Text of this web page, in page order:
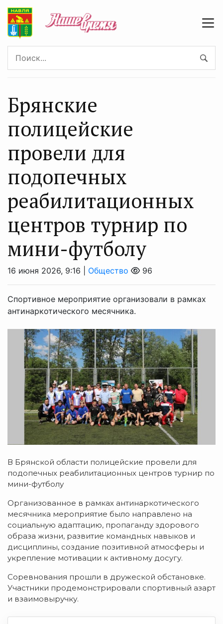
Брянские
полицейские
провели для
подопечных
реабилитационных
центров турнир по
мини-футболу
16 июня 2026, 9:16 | Общество 96
Спортивное мероприятие организовали в рамках
антинаркотического месячника.
В Брянской области полицейские провели для
подопечных реабилитационных центров турнир по
мини-футболу
Организованное в рамках антинаркотического
месячника мероприятие было направлено на
социальную адаптацию, пропаганду здорового
образа жизни, развитие командных навыков и
дисциплины, создание позитивной атмосферы и
укрепление мотивации к активному досугу.
Соревнования прошли в дружеской обстановке.
Участники продемонстрировали спортивный азарт
и взаимовыручку.